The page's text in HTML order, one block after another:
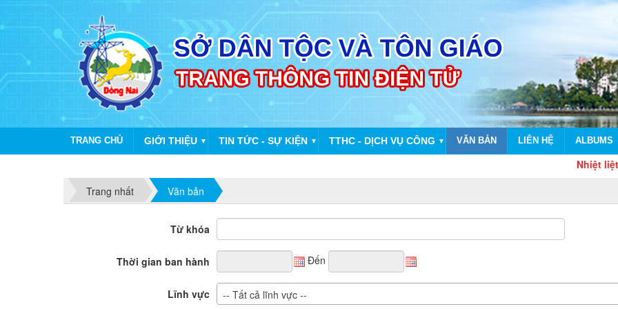
TRANG CHỦ GIỚI THIỆU ▼ TIN TỨC - SỰ KIỆN ▼ TTHC - DỊCH VỤ CÔNG ▼ VĂN BẢN LIÊN HỆ ALBUMS
Nhiệt liệt
Trang nhất
Văn bản
Từ khóa
Thời gian ban hành Đến
Lĩnh vực -- Tất cả lĩnh vực --